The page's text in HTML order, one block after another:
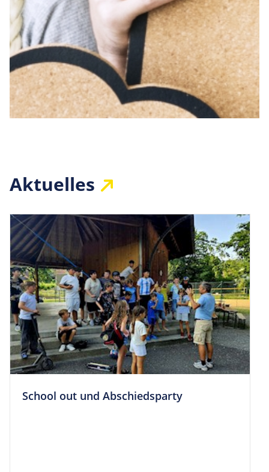
Aktuelles
School out und Abschiedsparty